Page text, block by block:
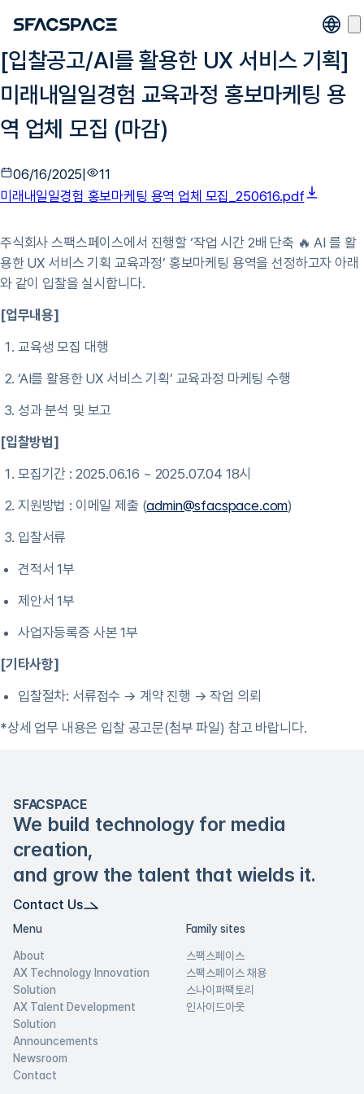
[입찰공고/AI를 활용한 UX 서비스 기획]
미래내일일경험 교육과정 홍보마케팅 용
역 업체 모집 (마감)
06/16/2025
11
미래내일일경험 홍보마케팅 용역 업체 모집_250616.pdf
주식회사 스팩스페이스에서 진행할 ‘작업 시간 2배 단축 🔥 AI 를 활
용한 UX 서비스 기획 교육과정’ 홍보마케팅 용역을 선정하고자 아래
와 같이 입찰을 실시합니다.
[업무내용]
교육생 모집 대행
‘AI를 활용한 UX 서비스 기획’ 교육과정 마케팅 수행
성과 분석 및 보고
[입찰방법]
모집기간 : 2025.06.16 ~ 2025.07.04 18시
지원방법 : 이메일 제출 (admin@sfacspace.com)
입찰서류
견적서 1부
제안서 1부
사업자등록증 사본 1부
[기타사항]
입찰절차: 서류접수 → 계약 진행 → 작업 의뢰
*상세 업무 내용은 입찰 공고문(첨부 파일) 참고 바랍니다.
SFACSPACE
We build technology for media
creation,
and grow the talent that wields it.
Contact Us
Menu
About
AX Technology Innovation
Solution
AX Talent Development
Solution
Announcements
Newsroom
Contact
Family sites
스팩스페이스
스팩스페이스 채용
스나이퍼팩토리
인사이드아웃